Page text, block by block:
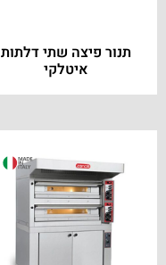
תנור פיצה שתי דלתות
איטלקי